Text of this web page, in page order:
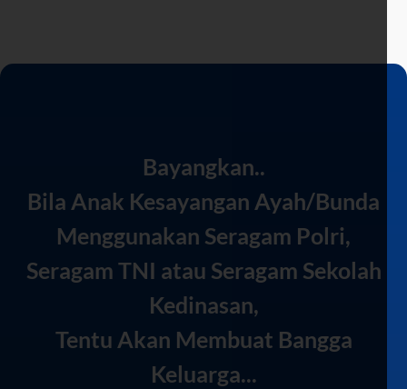
Bayangkan..
Bila Anak Kesayangan Ayah/Bunda
Menggunakan Seragam Polri,
Seragam TNI atau Seragam Sekolah
Kedinasan,
Tentu Akan Membuat Bangga
Keluarga...